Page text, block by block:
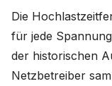
Die
für jede
der historischen
Netzbetreiber